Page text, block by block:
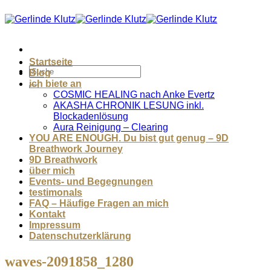
Inhalt
Startseite
Blog
ich biete an
COSMIC HEALING nach Anke Evertz
AKASHA CHRONIK LESUNG inkl.
Blockadenlösung
Aura Reinigung – Clearing
YOU ARE ENOUGH. Du bist gut genug – 9D
Breathwork Journey
9D Breathwork
über mich
Events- und Begegnungen
testimonals
FAQ – Häufige Fragen an mich
Kontakt
Impressum
Datenschutzerklärung
waves-2091858_1280